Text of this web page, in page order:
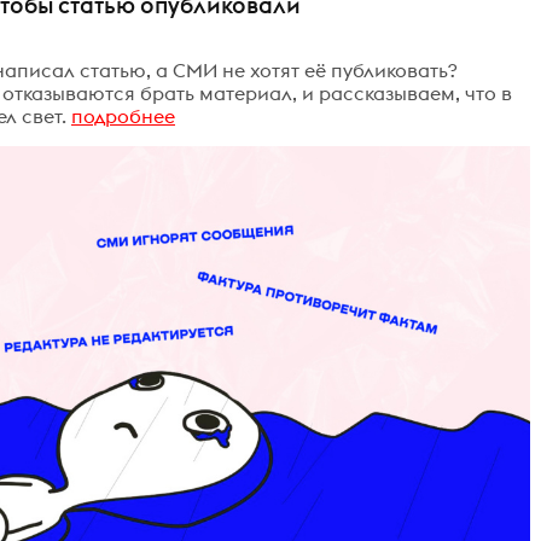
статью, а СМИ не хотят её публиковать?
брать материал, и рассказываем, что в
свет. подробнее